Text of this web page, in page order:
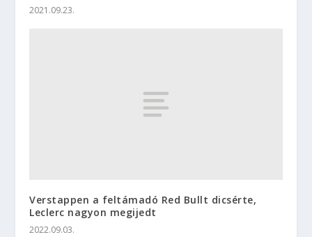
2021.09.23.
Verstappen a feltámadó Red Bullt dicsérte,
Leclerc nagyon megijedt
2022.09.03.